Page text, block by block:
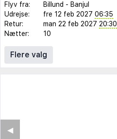
Flyv fra: Billund - Banjul
Udrejse:
fre 12 feb 2027 06:35
Retur:
man 22 feb 2027 20:30
Nætter:
10
Flere valg
◀︎